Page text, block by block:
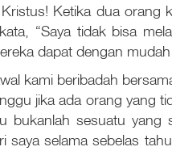
Ketika dua orang
“Saya tidak bisa
dapat dengan
kami beribadah
jika ada orang yang
sesuatu yang
selama sebelas